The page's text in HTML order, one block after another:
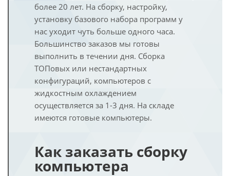
более 20 лет. На сборку, настройку,
установку базового набора программ у
нас уходит чуть больше одного часа.
Большинство заказов мы готовы
выполнить в течении дня. Сборка
ТОПовых или нестандартных
конфигураций, компьютеров с
жидкостным охлаждением
осуществляется за 1-3 дня. На складе
имеются готовые компьютеры.
Как заказать сборку
компьютера